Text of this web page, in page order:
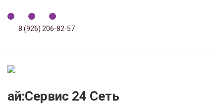
8 (926) 206-82-57
ай:Сервис 24 Сеть